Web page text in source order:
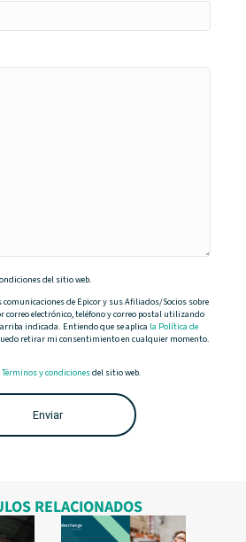
del sitio web.
de Epicor y sus Afiliados/Socios sobre
correo electrónico, teléfono y correo postal utilizando
indicada. Entiendo que se aplica la Política de
retirar mi consentimiento en cualquier momento.
Términos y condicionesdel sitio web.
RELACIONADOS